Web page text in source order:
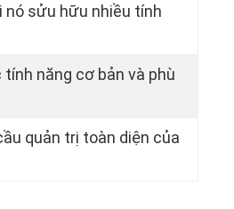
nó sửu hữu nhiều tính
năng cơ bản và phù
quản trị toàn diện của